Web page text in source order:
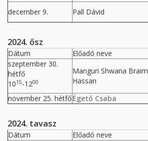
december 9.
Pall Dávid
2024. ősz
Dátum Előadó neve
szeptember 30.
hétfő
1015-1200
Manguri Shwana Braim
Hassan
november 25. hétfőÉgető Csaba
2024. tavasz
Dátum Előadó neve